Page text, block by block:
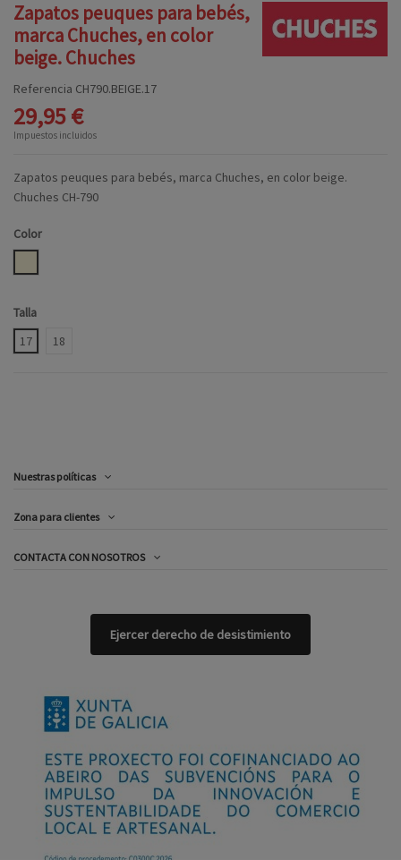
Zapatos peuques para bebés,
marca Chuches, en color
beige. Chuches
Referencia CH790.BEIGE.17
29,95 €
Impuestos incluidos
Zapatos peuques para bebés, marca Chuches, en color beige.
Chuches CH-790
Color
Talla
17
18
Nuestras políticas
Zona para clientes
CONTACTA CON NOSOTROS
Ejercer derecho de desistimiento